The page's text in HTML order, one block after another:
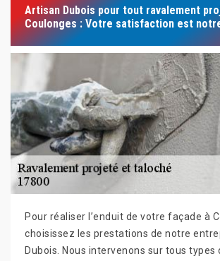
Artisan Dubois pour tout ravalement
Coulonges : Votre satisfaction est
Pour réaliser l’enduit de votre façade à
choisissez les prestations de notre
Dubois. Nous intervenons sur tous types